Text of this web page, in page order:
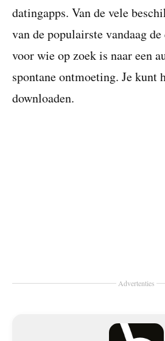
datingapps. Van de vele
van de populairste vandaag de
voor wie op zoek is naar een
spontane ontmoeting. Je kunt
downloaden.
Advertenties